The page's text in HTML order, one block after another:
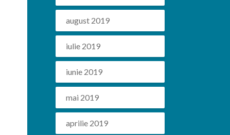
august 2019
iulie 2019
iunie 2019
mai 2019
aprilie 2019